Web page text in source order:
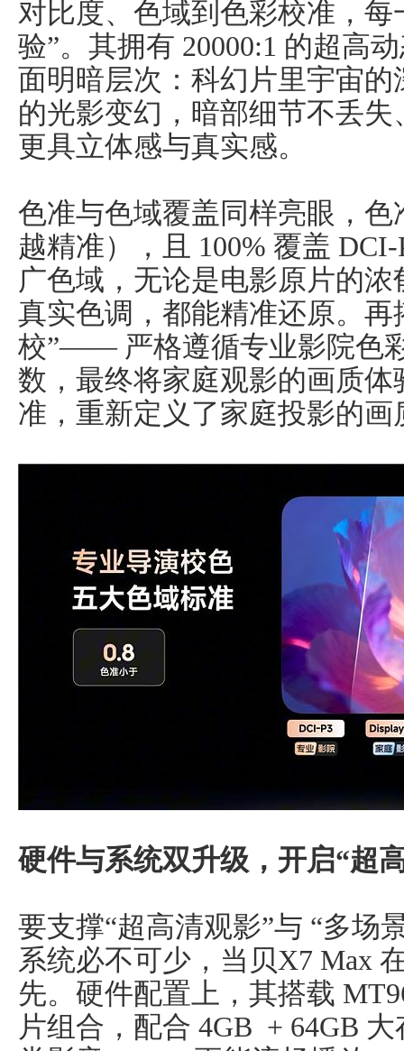
对比度、色域到色彩校准，
验”。其拥有 20000:1 的超高
面明暗层次：科幻片里宇宙
的光影变幻，暗部细节不丢
更具立体感与真实感。
色准与色域覆盖同样亮眼，
越精准），且 100% 覆盖
广色域，无论是电影原片的
真实色调，都能精准还原。再
校”—— 严格遵循专业影院色
数，最终将家庭观影的画质
准，重新定义了家庭投影的画
硬件与系统双升级，开启“超
要支撑“超高清观影”与 “多场
系统必不可少，当贝X7 Max
先。硬件配置上，其搭载
片组合，配合 4GB + 64GB